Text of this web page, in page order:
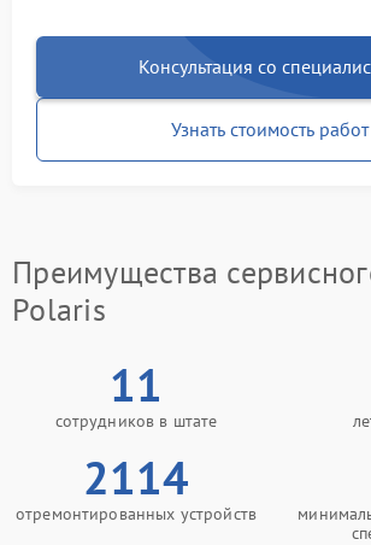
Консультация со
Узнать стоимость работ
Преимущества
Polaris
11
сотрудников в штате
2114
отремонтированных устройств